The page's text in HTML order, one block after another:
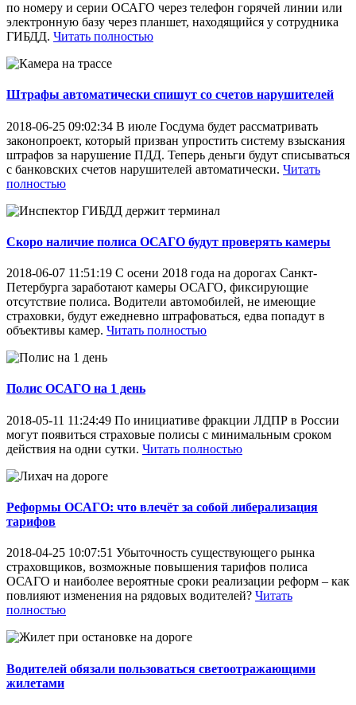
по номеру и серии ОСАГО через телефон горячей линии или
электронную базу через планшет, находящийся у сотрудника
ГИБДД. Читать полностью
Штрафы автоматически спишут со счетов нарушителей
2018-06-25 09:02:34 В июле Госдума будет рассматривать
законопроект, который призван упростить систему взыскания
штрафов за нарушение ПДД. Теперь деньги будут списываться
с банковских счетов нарушителей автоматически. Читать
полностью
Скоро наличие полиса ОСАГО будут проверять камеры
2018-06-07 11:51:19 С осени 2018 года на дорогах Санкт-
Петербурга заработают камеры ОСАГО, фиксирующие
отсутствие полиса. Водители автомобилей, не имеющие
страховки, будут ежедневно штрафоваться, едва попадут в
объективы камер. Читать полностью
Полис ОСАГО на 1 день
2018-05-11 11:24:49 По инициативе фракции ЛДПР в России
могут появиться страховые полисы с минимальным сроком
действия на одни сутки. Читать полностью
Реформы ОСАГО: что влечёт за собой либерализация
тарифов
2018-04-25 10:07:51 Убыточность существующего рынка
страховщиков, возможные повышения тарифов полиса
ОСАГО и наиболее вероятные сроки реализации реформ – как
повлияют изменения на рядовых водителей? Читать
полностью
Водителей обязали пользоваться светоотражающими
жилетами